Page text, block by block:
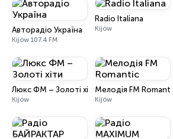
Авторадіо Україна
Kijów 107.4 FM
Radio Italiana
Kijów
Люкс ФМ – Золоті хіти
Kijów
Мелодія FM Romantic
Kijów